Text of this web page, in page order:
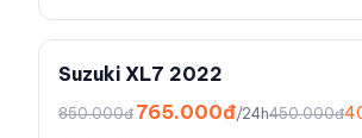
Suzuki XL7 2022
850.000đ 765.000đ/24h450.000đ